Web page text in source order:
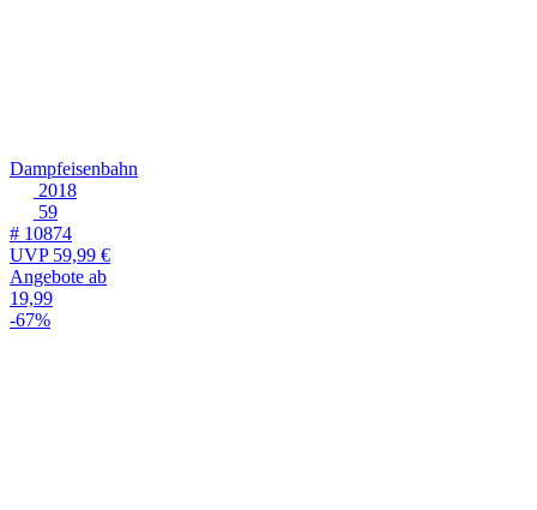
Dampfeisenbahn
2018
59
# 10874
UVP59,99 €
Angebote ab
19,99
-67%